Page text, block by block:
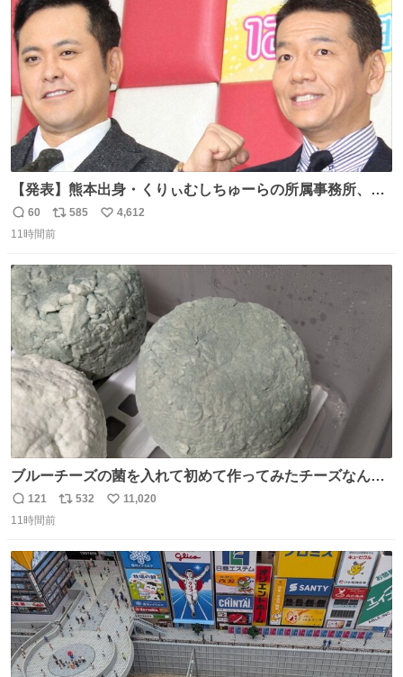
数
【発表】熊本出身・くりぃむしちゅーらの所属事務所、被
災地に義援金寄付 news.livedoor.com/article/detail… くり
ぃむしちゅーやマツコ、有働由美子らが所属する芸能事務
本地震の被災地支援のため義援金を寄付したことを公表し
た。
返
信
60
リ
ポ
ト
数
585
い
数
4,612
11時間前
ブルーチーズの菌を入れて初めて作ってみたチーズなんだ
けど 本能でちょっとヤバいと思っちゃう見た目だな
返
信
121
リ
ト
数
532
い
数
11,020
11時間前